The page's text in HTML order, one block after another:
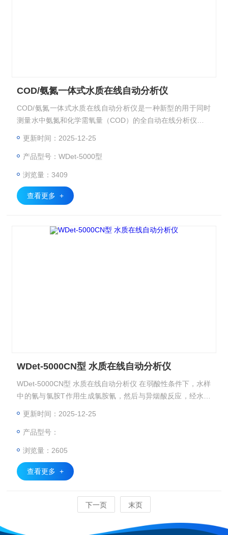
COD/氨氮一体式水质在线自动分析仪
COD/氨氮一体式水质在线自动分析仪是一种新型的用于同时
测量水中氨氮和化学需氧量（COD）的全自动在线分析仪，W
器所使用的试剂均可按国家相关标准自行配制。
更新时间：2025-12-25
产品型号：WDet-5000型
浏览量：3409
查看更多 +
WDet-5000CN型 水质在线自动分析仪
WDet-5000CN型 水质在线自动分析仪 在弱酸性条件下，水样
中的氰与氯胺T作用生成氯胺氰，然后与异烟酸反应，经水解
更新时间：2025-12-25
产品型号：
浏览量：2605
查看更多 +
下一页 末页